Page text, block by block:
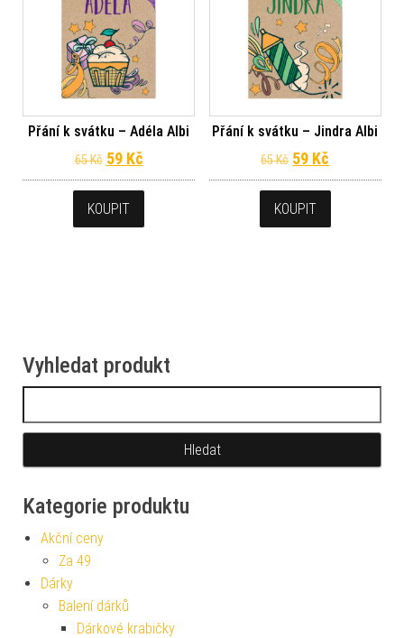
Přání k svátku – Adéla Albi
65Kč Původní cena byla: 65 Kč.
59 KčAktuální cena je: 59 Kč.
KOUPIT
Přání k svátku – Jindra Albi
65Kč Původní cena
59 Kč
KOUPIT
Vyhledat produkt
Kategorie produktu
Akční ceny
Za 49
Dárky
Balení dárků
Dárkové krabičky